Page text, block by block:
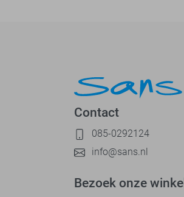
Contact
085-0292124
info@sans.nl
Bezoek onze winkel